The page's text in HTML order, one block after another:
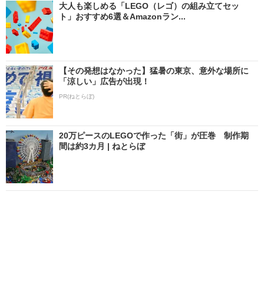
大人も楽しめる「LEGO（レゴ）の組み立てセッ
ト」おすすめ6選＆Amazonラン...
【その発想はなかった】猛暑の東京、意外な場所に
「涼しい」広告が出現！
PR(ねとらぼ)
20万ピースのLEGOで作った「街」が圧巻 制作期
間は約3カ月 | ねとらぼ